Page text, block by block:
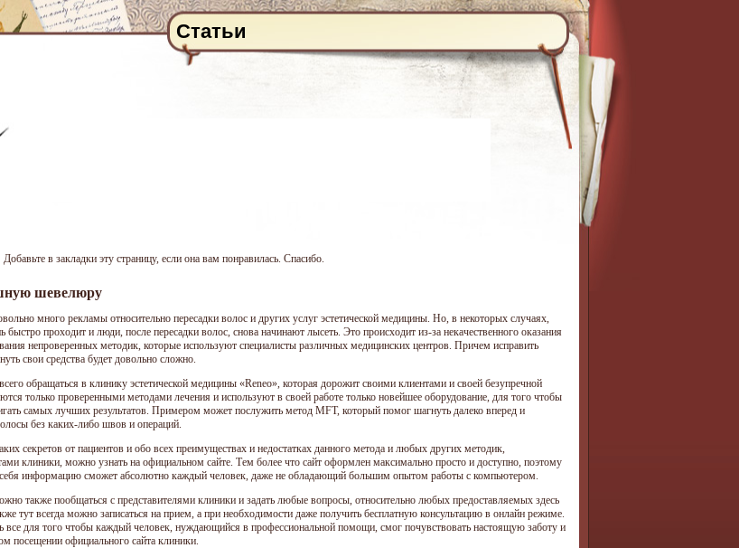
Статьи
Добавьте в закладки эту страницу, если она вам понравилась. Спасибо.
шевелюру
много рекламы относительно пересадки волос и других услуг эстетической медицины. Но, в некоторых случаях,
проходит и люди, после пересадки волос, снова начинают лысеть. Это происходит из-за некачественного оказания
непроверенных методик, которые используют специалисты различных медицинских центров. Причем исправить
свои средства будет довольно сложно.
обращаться в клинику эстетической медицины «Reneo», которая дорожит своими клиентами и своей безупречной
только проверенными методами лечения и используют в своей работе только новейшее оборудование, для того чтобы
самых лучших результатов. Примером может послужить метод MFT, который помог шагнуть далеко вперед и
без каких-либо швов и операций.
секретов от пациентов и обо всех преимуществах и недостатках данного метода и любых других методик,
клиники, можно узнать на официальном сайте. Тем более что сайт оформлен максимально просто и доступно, поэтому
информацию сможет абсолютно каждый человек, даже не обладающий большим опытом работы с компьютером.
также пообщаться с представителями клиники и задать любые вопросы, относительно любых предоставляемых здесь
тут всегда можно записаться на прием, а при необходимости даже получить бесплатную консультацию в онлайн режиме.
все для того чтобы каждый человек, нуждающийся в профессиональной помощи, смог почувствовать настоящую заботу и
посещении официального сайта клиники.